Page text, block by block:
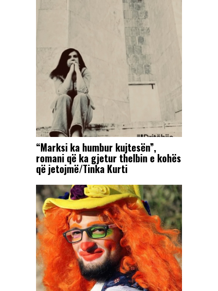
“Marksi ka humbur kujtesën”,
romani që ka gjetur thelbin e kohës
që jetojmë/Tinka Kurti